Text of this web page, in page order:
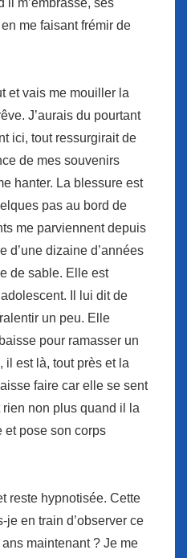
il m’embrasse, ses
me faisant frémir de
et vais me mouiller la
J’aurais du pourtant
ici, tout ressurgirait de
de mes souvenirs
hanter. La blessure est
pas au bord de
me parviennent depuis
d’une dizaine d’années
de sable. Elle est
Il lui dit de
un peu. Elle
pour ramasser un
est là, tout près et la
faire car elle se sent
non plus quand il la
et pose son corps
reste hypnotisée. Cette
je en train d’observer ce
maintenant ? Je me